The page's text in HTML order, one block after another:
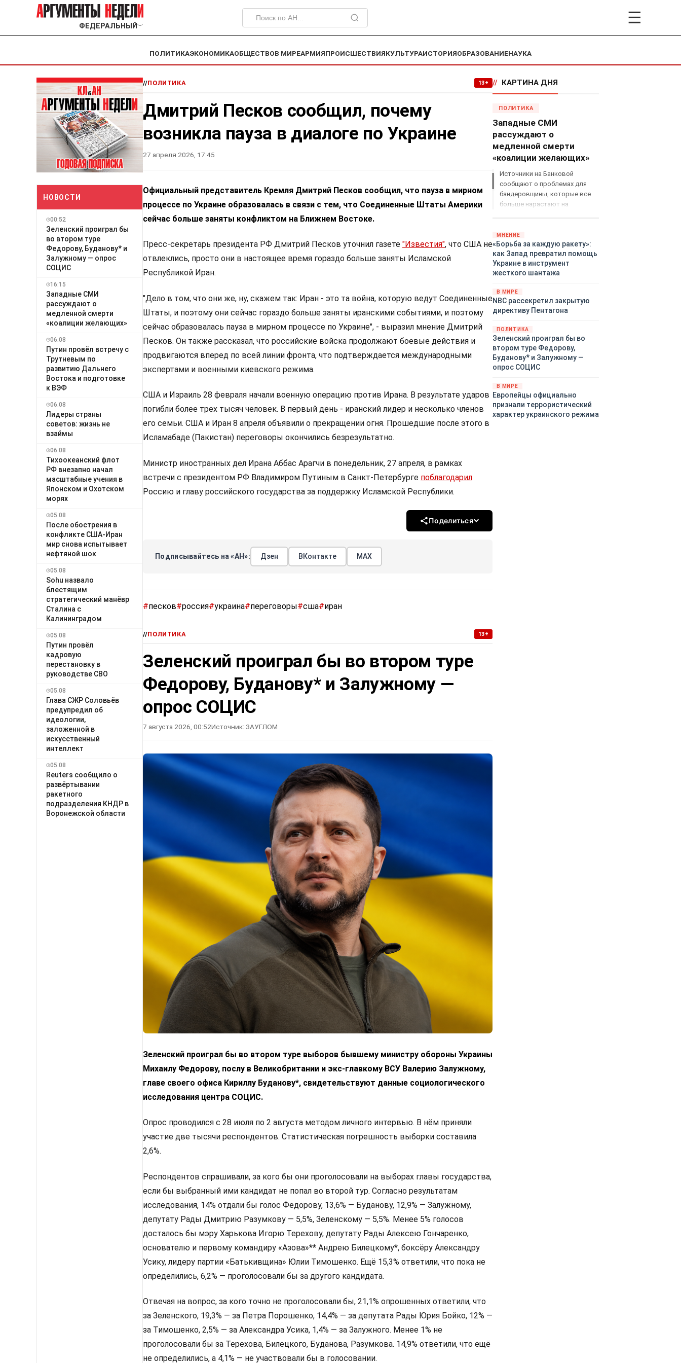
ФЕДЕРАЛЬНЫЙ ﹀ ☰
ПОЛИТИКАЭКОНОМИКАОБЩЕСТВОВ МИРЕАРМИЯПРОИСШЕСТВИЯКУЛЬТУРАИСТОРИЯОБРАЗОВАНИЕНАУКА
НОВОСТИ
00:52
Зеленский проиграл бы
во втором туре
Федорову, Буданову* и
Залужному — опрос
СОЦИС
16:15
Западные СМИ
рассуждают о
медленной смерти
«коалиции желающих»
06.08
Путин провёл встречу с
Трутневым по
развитию Дальнего
Востока и подготовке
к ВЭФ
06.08
Лидеры страны
советов: жизнь не
взаймы
06.08
Тихоокеанский флот
РФ внезапно начал
масштабные учения в
Японском и Охотском
морях
05.08
После обострения в
конфликте США-Иран
мир снова испытывает
нефтяной шок
05.08
Sohu назвало
блестящим
стратегический манёвр
Сталина с
Калининградом
05.08
Путин провёл
кадровую
перестановку в
руководстве СВО
05.08
Глава СЖР Соловьёв
предупредил об
идеологии,
заложенной в
искусственный
интеллект
05.08
Reuters сообщило о
развёртывании
ракетного
подразделения КНДР в
Воронежской области
//ПОЛИТИКА 13+
Дмитрий Песков сообщил, почему
возникла пауза в диалоге по Украине
27 апреля 2026, 17:45
Официальный представитель Кремля Дмитрий Песков сообщил, что пауза в мирном
процессе по Украине образовалась в связи с тем, что Соединенные Штаты Америки
сейчас больше заняты конфликтом на Ближнем Востоке.
Пресс-секретарь президента РФ Дмитрий Песков уточнил газете "Известия", что США не
отвлеклись, просто они в настоящее время гораздо больше заняты Исламской
Республикой Иран.
"Дело в том, что они же, ну, скажем так: Иран - это та война, которую ведут Соединенные
Штаты, и поэтому они сейчас гораздо больше заняты иранскими событиями, и поэтому
сейчас образовалась пауза в мирном процессе по Украине", - выразил мнение Дмитрий
Песков. Он также рассказал, что российские войска продолжают боевые действия и
продвигаются вперед по всей линии фронта, что подтверждается международными
экспертами и военными киевского режима.
США и Израиль 28 февраля начали военную операцию против Ирана. В результате ударов
погибли более трех тысяч человек. В первый день - иранский лидер и несколько членов
его семьи. США и Иран 8 апреля объявили о прекращении огня. Прошедшие после этого в
Исламабаде (Пакистан) переговоры окончились безрезультатно.
Министр иностранных дел Ирана Аббас Арагчи в понедельник, 27 апреля, в рамках
встречи с президентом РФ Владимиром Путиным в Санкт-Петербурге поблагодарил
Россию и главу российского государства за поддержку Исламской Республики.
Поделиться
Подписывайтесь на «АН»: Дзен ВКонтакте МАХ
#песков#россия#украина#переговоры#сша#иран
//ПОЛИТИКА 13+
Зеленский проиграл бы во втором туре
Федорову, Буданову* и Залужному —
опрос СОЦИС
7 августа 2026, 00:52Источник: ЗАУГЛОМ
Зеленский проиграл бы во втором туре выборов бывшему министру обороны Украины
Михаилу Федорову, послу в Великобритании и экс-главкому ВСУ Валерию Залужному,
главе своего офиса Кириллу Буданову*, свидетельствуют данные социологического
исследования центра СОЦИС.
Опрос проводился с 28 июля по 2 августа методом личного интервью. В нём приняли
участие две тысячи респондентов. Статистическая погрешность выборки составила
2,6%.
Респондентов спрашивали, за кого бы они проголосовали на выборах главы государства,
если бы выбранный ими кандидат не попал во второй тур. Согласно результатам
исследования, 14% отдали бы голос Федорову, 13,6% — Буданову, 12,9% — Залужному,
депутату Рады Дмитрию Разумкову — 5,5%, Зеленскому — 5,5%. Менее 5% голосов
досталось бы мэру Харькова Игорю Терехову, депутату Рады Алексею Гончаренко,
основателю и первому командиру «Азова»** Андрею Билецкому*, боксёру Александру
Усику, лидеру партии «Батькивщина» Юлии Тимошенко. Ещё 15,3% ответили, что пока не
определились, 6,2% — проголосовали бы за другого кандидата.
Отвечая на вопрос, за кого точно не проголосовали бы, 21,1% опрошенных ответили, что
за Зеленского, 19,3% — за Петра Порошенко, 14,4% — за депутата Рады Юрия Бойко, 12% —
за Тимошенко, 2,5% — за Александра Усика, 1,4% — за Залужного. Менее 1% не
проголосовали бы за Терехова, Билецкого, Буданова, Разумкова. 14,9% ответили, что ещё
не определились, а 4,1% — не участвовали бы в голосовании.
// КАРТИНА ДНЯ
ПОЛИТИКА
Западные СМИ
рассуждают о
медленной смерти
«коалиции желающих»
Источники на Банковой
сообщают о проблемах для
бандеровщины, которые все
больше нарастают на
«страны 404» в следующем
году. Однако киевские
временщики не торопятся
заключать мир - ведь есть
поддержка в ЕС.
Британии и Германии, выборы
во Франции могут полностью
изменить геополитический
ландшафт в мире, пока
Зеленский ожидает выборов
в США.
МНЕНИЕ
«Борьба за каждую ракету»:
как Запад превратил помощь
Украине в инструмент
жесткого шантажа
В МИРЕ
NBC рассекретил закрытую
директиву Пентагона
ПОЛИТИКА
Зеленский проиграл бы во
втором туре Федорову,
Буданову* и Залужному —
опрос СОЦИС
В МИРЕ
Европейцы официально
признали террористический
характер украинского режима